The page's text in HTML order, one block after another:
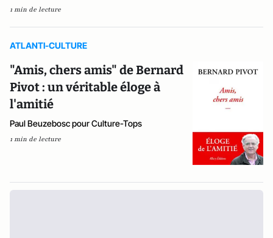
1 min de lecture
ATLANTI-CULTURE
"Amis, chers amis" de Bernard
Pivot : un véritable éloge à
l'amitié
Paul Beuzebosc pour Culture-Tops
1 min de lecture